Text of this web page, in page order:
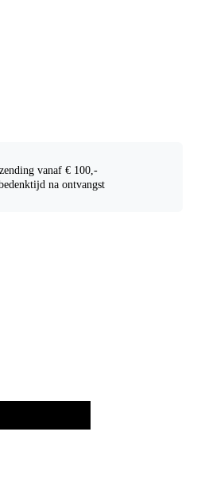
vanaf € 100,-
na ontvangst